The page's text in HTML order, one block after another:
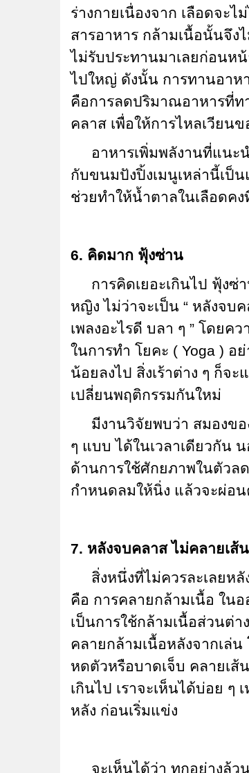
ร่างกายเนื่องจาก เลือดจะ
สารอาหาร กล้ามเนื้อนั้นจึง
ไม่รับประทานมาเลยก่อนหน้
ไปใหญ่ ดังนั้น การทานอาห
คือการลดปริมาณอาหารที่ท
คลาส เพื่อให้การไหลเวียน
อาหารเพิ่มพลังานที่แนะน
กับขนมปังปิ้งเมนูเหล่านี้เป็
ช่วยทำให้น้ำตาลในเลือดคง
6. คิดมาก ฟุ้งซ่าน
การคิดเยอะเกินไป ฟุ้งซ่
หญิง ไม่ว่าจะเป็น “ หลังจบ
เพลงอะไรดี บลา ๆ ” โดยค
ในการทำ โยคะ ( Yoga ) อ
น้อยลงไป สิ่งเร้าต่าง ๆ ก็จ
เปลี่ยนพฤติกรรมกันใหม่
มีงานวิจัยพบว่า สมองขอ
ๆ แบบ ได้ในเวลาเดียวกัน
ด้านการใช้ศักยภาพในตัวล
กำหนดลมให้นิ่ง แล้วจะผ่อน
7. หลังจบคลาส ไม่คลายเส้น
สิ่งหนึ่งที่ไม่ควรละเลยหลั
คือ การคลายกล้ามเนื้อ ใน
เป็นการใช้กล้ามเนื้อส่วนต่
คลายกล้ามเนื้อหลังจากเล่น
หดตัวหรือบาดเจ็บ คลายเส้
เกินไป เราจะเห็นได้บ่อย
หลัง ก่อนเริ่มแข่ง
จะเห็นได้ว่า ทุกอย่างล้วน